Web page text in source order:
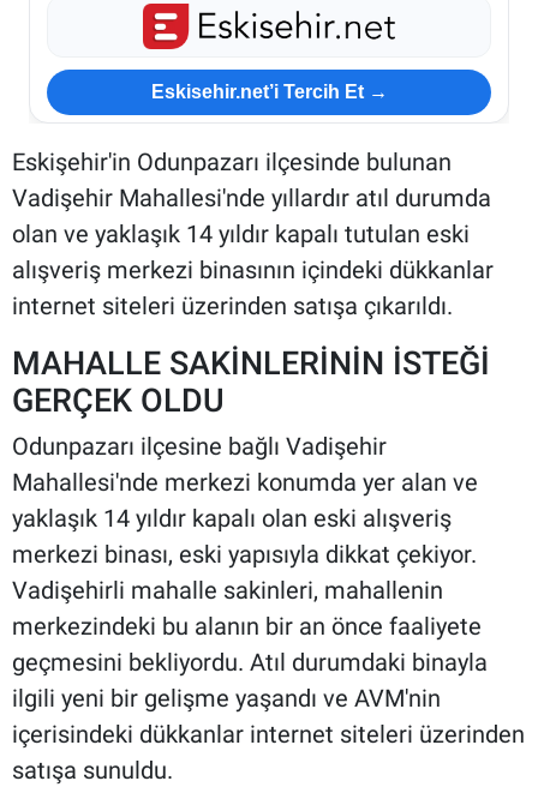
Eskisehir.net’i Tercih Et →
Eskişehir'in Odunpazarı ilçesinde bulunan
Vadişehir Mahallesi'nde yıllardır atıl durumda
olan ve yaklaşık 14 yıldır kapalı tutulan eski
alışveriş merkezi binasının içindeki dükkanlar
internet siteleri üzerinden satışa çıkarıldı.
MAHALLE SAKİNLERİNİN İSTEĞİ
GERÇEK OLDU
Odunpazarı ilçesine bağlı Vadişehir
Mahallesi'nde merkezi konumda yer alan ve
yaklaşık 14 yıldır kapalı olan eski alışveriş
merkezi binası, eski yapısıyla dikkat çekiyor.
Vadişehirli mahalle sakinleri, mahallenin
merkezindeki bu alanın bir an önce faaliyete
geçmesini bekliyordu. Atıl durumdaki binayla
ilgili yeni bir gelişme yaşandı ve AVM'nin
içerisindeki dükkanlar internet siteleri üzerinden
satışa sunuldu.